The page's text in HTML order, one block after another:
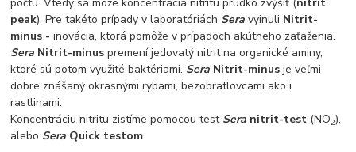
peak). Pre takéto prípady v laboratóriách Sera vyinuli Nitrit-
minus - inovácia, ktorá pomôže v prípadoch akútneho zaťaženia.
Sera Nitrit-minus premení jedovatý nitrit na organické aminy,
ktoré sú potom využité baktériami. Sera Nitrit-minus je veľmi
dobre znášaný okrasnými rybami, bezobratlovcami ako i
rastlinami.
Koncentráciu nitritu zistíme pomocou test Sera nitrit-test (NO2),
alebo Sera Quick testom.